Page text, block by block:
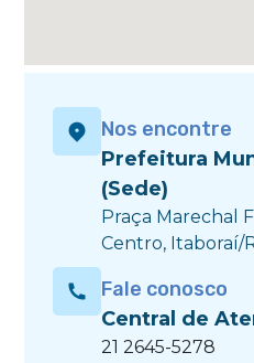
Nos encontre
Prefeitura
(Sede)
Praça Marechal
Centro, Itaboraí/
Fale conosco
Central de
21 2645-5278